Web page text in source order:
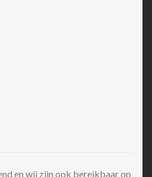
en wij zijn ook bereikbaar op